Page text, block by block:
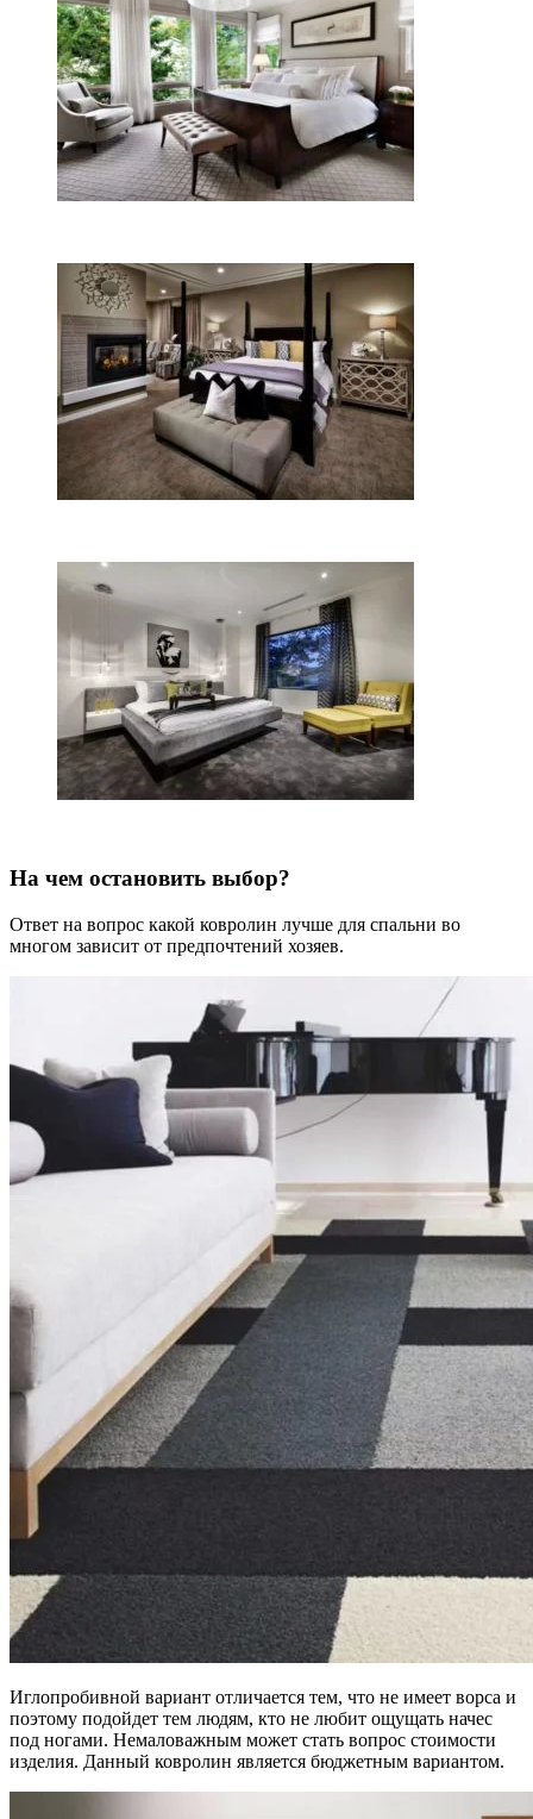
На чем остановить выбор?
Ответ на вопрос какой ковролин лучше для спальни во
многом зависит от предпочтений хозяев.
Иглопробивной вариант отличается тем, что не имеет ворса и
поэтому подойдет тем людям, кто не любит ощущать начес
под ногами. Немаловажным может стать вопрос стоимости
изделия. Данный ковролин является бюджетным вариантом.